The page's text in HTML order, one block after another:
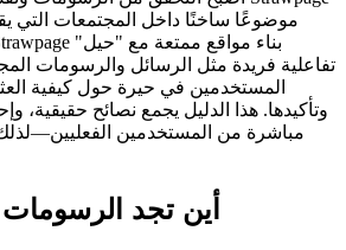
موضوعًا ساخنًا داخل المجتمعات التي
تفاعلية فريدة مثل الرسائل والرسومات
المستخدمين في حيرة حول كيفية
وتأكيدها. هذا الدليل يجمع نصائح حقيقية،
مباشرة من المستخدمين
1. أين تجد